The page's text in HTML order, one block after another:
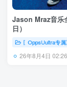
Jason Mraz音乐
日）
〖OppsUultra专属
26年8月4日 02:26